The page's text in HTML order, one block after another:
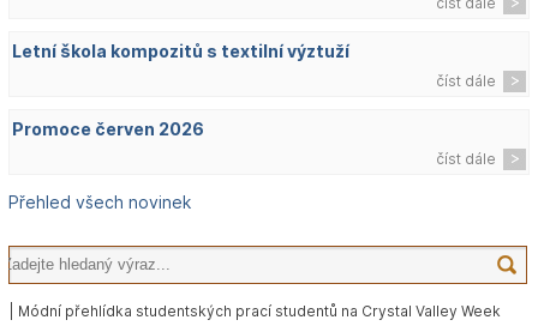
Letní škola kompozitů s textilní výztuží
číst dále
Promoce červen 2026
číst dále
Přehled všech novinek
| Módní přehlídka studentských prací studentů na Crystal Valley Week